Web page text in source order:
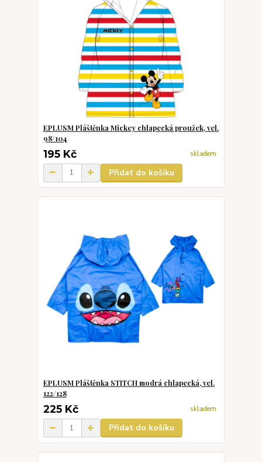
EPLUSM Pláštěnka Mickey chlapecká proužek, vel.
98/104
195 Kč skladem
Přidat do košíku
EPLUSM Pláštěnka STITCH modrá chlapecká, vel.
122/128
225 Kč skladem
Přidat do košíku